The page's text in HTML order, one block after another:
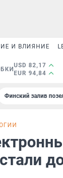
И ВЛИЯНИЕ
USD 82,17
EUR 94,84
Финский залив